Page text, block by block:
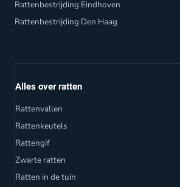
Rattenbestrijding Eindhoven
Rattenbestrijding Den Haag
Alles over ratten
Rattenvallen
Rattenkeutels
Rattengif
Zwarte ratten
Ratten in de tuin